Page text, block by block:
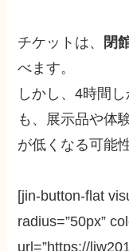
チケットは、 閉
べます。
しかし、4時間
も、展示品や体
が低くなる可能
[jin-button-flat
radius=”50px”
url=”https://